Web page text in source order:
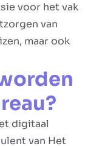
voor het vak
van
maar ook
digitaal
van Het